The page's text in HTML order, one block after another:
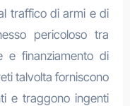
traffico di armi e di
pericoloso tra
e finanziamento di
talvolta forniscono
e traggono ingenti